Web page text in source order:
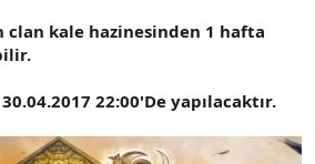
clan kale hazinesinden 1 hafta
22:00'De yapılacaktır.